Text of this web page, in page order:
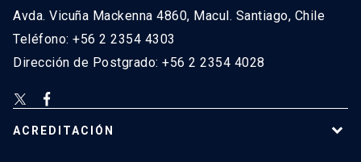
Avda. Vicuña Mackenna 4860, Macul. Santiago, Chile
Teléfono: +56 2 2354 4303
Dirección de Postgrado: +56 2 2354 4028
ACREDITACIÓN